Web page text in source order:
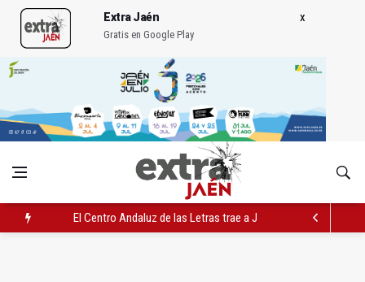
Extra Jaén
Gratis en Google Play
El Centro Andaluz de las Letras trae a Jaén al filósofo Omar